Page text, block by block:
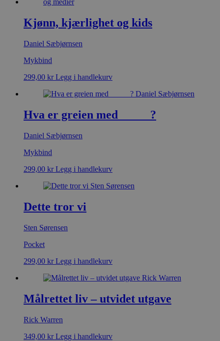
Kjønn, kjærlighet og kids
Daniel Sæbjørnsen
Mykbind
299,00 kr Legg i handlekurv
Hva er greien med _____?
Daniel Sæbjørnsen
Mykbind
299,00 kr Legg i handlekurv
Dette tror vi
Sten Sørensen
Pocket
299,00 kr Legg i handlekurv
Målrettet liv – utvidet utgave
Rick Warren
349,00 kr Legg i handlekurv